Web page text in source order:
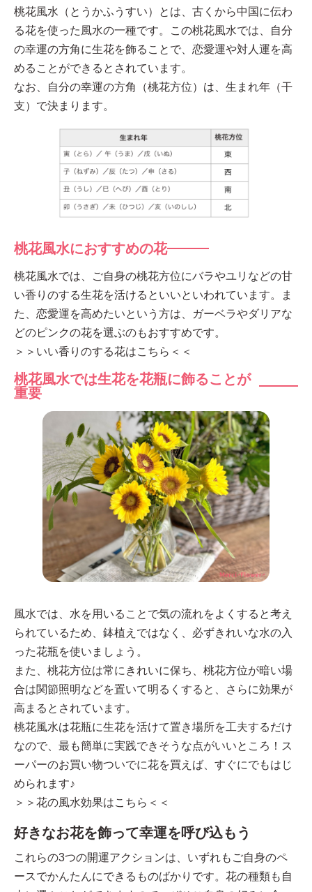
桃花風水（とうかふうすい）とは、古くから中国に伝わ
る花を使った風水の一種です。この桃花風水では、自分
の幸運の方角に生花を飾ることで、恋愛運や対人運を高
めることができるとされています。
なお、自分の幸運の方角（桃花方位）は、生まれ年（干
支）で決まります。
桃花風水におすすめの花
桃花風水では、ご自身の桃花方位にバラやユリなどの甘
い香りのする生花を活けるといいといわれています。ま
た、恋愛運を高めたいという方は、ガーベラやダリアな
どのピンクの花を選ぶのもおすすめです。
＞＞いい香りのする花はこちら＜＜
桃花風水では生花を花瓶に飾ることが
重要
風水では、水を用いることで気の流れをよくすると考え
られているため、鉢植えではなく、必ずきれいな水の入
った花瓶を使いましょう。
また、桃花方位は常にきれいに保ち、桃花方位が暗い場
合は関節照明などを置いて明るくすると、さらに効果が
高まるとされています。
桃花風水は花瓶に生花を活けて置き場所を工夫するだけ
なので、最も簡単に実践できそうな点がいいところ！ス
ーパーのお買い物ついでに花を買えば、すぐにでもはじ
められます♪
＞＞花の風水効果はこちら＜＜
好きなお花を飾って幸運を呼び込もう
これらの3つの開運アクションは、いずれもご自身のペ
ースでかんたんにできるものばかりです。花の種類も自